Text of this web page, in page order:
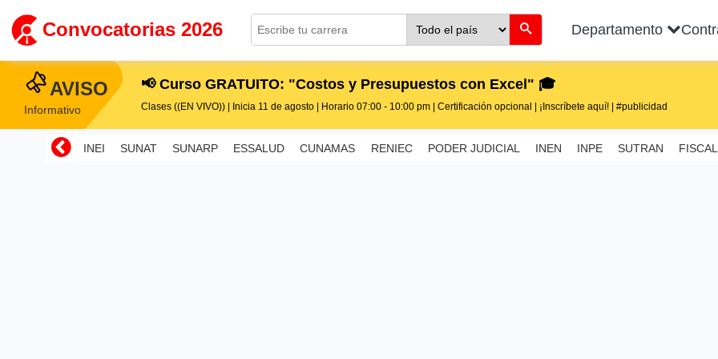
Convocatorias 2026 Departamento
AVISO
Informativo
📢 Curso GRATUITO: "Costos y Presupuestos con Excel" 🎓
Clases ((EN VIVO)) | Inicia 11 de agosto | Horario 07:00 - 10:00 pm | Certificación opcional | ¡Inscríbete aquí! | #publicidad
INEI SUNAT SUNARP ESSALUD CUNAMAS RENIEC PODER JUDICIAL INEN INPE SUTRAN